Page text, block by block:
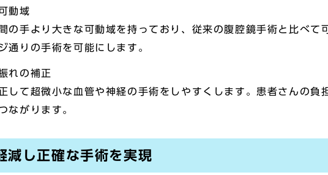
動域
の手より大きな可動域を持っており、従来の腹腔鏡手術と比べて
通りの手術を可能にします。
れの補正
して超微小な血管や神経の手術をしやすくします。患者さんの負
ながります。
減し正確な手術を実現